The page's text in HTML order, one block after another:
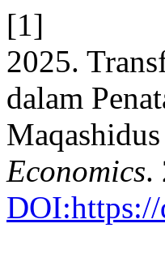
[1]
2025.
dalam
Economics.